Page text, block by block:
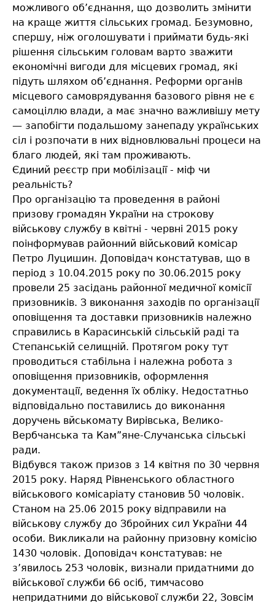
можливого об’єднання, що дозволить змінити
на краще життя сільських громад. Безумовно,
спершу, ніж оголошувати і приймати будь-які
рішення сільським головам варто зважити
економічні вигоди для місцевих громад, які
підуть шляхом об’єднання. Реформи органів
місцевого самоврядування базового рівня не є
самоціллю влади, а має значно важливішу мету
— запобігти подальшому занепаду українських
сіл і розпочати в них відновлювальні процеси на
благо людей, які там проживають.
Єдиний реєстр при мобілізації - міф чи
реальність?
Про організацію та проведення в районі
призову громадян України на строкову
військову службу в квітні - червні 2015 року
поінформував районний військовий комісар
Петро Луцишин. Доповідач констатував, що в
період з 10.04.2015 року по 30.06.2015 року
провели 25 засідань районної медичної комісії
призовників. З виконання заходів по організації
оповіщення та доставки призовників належно
справились в Карасинській сільській раді та
Степанській селищній. Протягом року тут
проводиться стабільна і належна робота з
оповіщення призовників, оформлення
документації, ведення їх обліку. Недостатньо
відповідально поставились до виконання
доручень вйськомату Вирівська, Велико-
Вербчанська та Кам”яне-Случанська сільські
ради.
Відбувся також призов з 14 квітня по 30 червня
2015 року. Наряд Рівненського областного
військового комісаріату становив 50 чоловік.
Станом на 25.06 2015 року відправили на
військову службу до Збройних сил України 44
особи. Викликали на районну призовну комісію
1430 чоловік. Доповідач констатував: не
з’явилось 253 чоловік, визнали придатними до
військової служби 66 осіб, тимчасово
непридатними до військової служби 22, Зовсім